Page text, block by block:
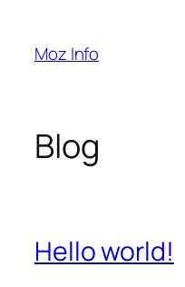
Moz Info
Blog
Hello world!